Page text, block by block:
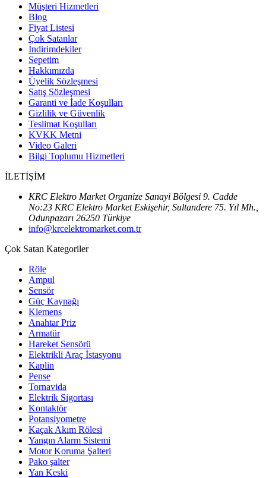
Müşteri Hizmetleri
Blog
Fiyat Listesi
Çok Satanlar
İndirimdekiler
Sepetim
Hakkımızda
Üyelik Sözleşmesi
Satış Sözleşmesi
Garanti ve İade Koşulları
Gizlilik ve Güvenlik
Teslimat Koşulları
KVKK Metni
Video Galeri
Bilgi Toplumu Hizmetleri
İLETİŞİM
KRC Elektro Market Organize Sanayi Bölgesi 9. Cadde
No:23 KRC Elektro Market Eskişehir, Sultandere 75. Yıl Mh.,
Odunpazarı 26250 Türkiye
info@krcelektromarket.com.tr
Çok Satan Kategoriler
Röle
Ampul
Sensör
Güç Kaynağı
Klemens
Anahtar Priz
Armatür
Hareket Sensörü
Elektrikli Araç İstasyonu
Kaplin
Pense
Tornavida
Elektrik Sigortası
Kontaktör
Potansiyometre
Kaçak Akım Rölesi
Yangın Alarm Sistemi
Motor Koruma Şalteri
Pako şalter
Yan Keski